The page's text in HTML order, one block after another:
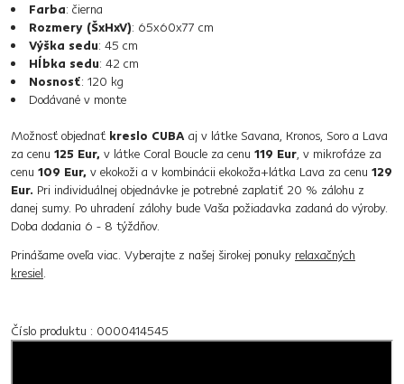
Farba: čierna
Rozmery (ŠxHxV): 65x60x77 cm
Výška sedu: 45 cm
Hĺbka sedu: 42 cm
Nosnosť: 120 kg
Dodávané v monte
Možnosť objednať kreslo CUBA aj v látke Savana, Kronos, Soro a Lava
za cenu 125 Eur, v látke Coral Boucle za cenu 119 Eur, v mikrofáze za
cenu 109 Eur, v ekokoži a v kombinácii ekokoža+látka Lava za cenu 129
Eur. Pri individuálnej objednávke je potrebné zaplatiť 20 % zálohu z
danej sumy. Po uhradení zálohy bude Vaša požiadavka zadaná do výroby.
Doba dodania 6 - 8 týždňov.
Prinášame oveľa viac. Vyberajte z našej širokej ponuky relaxačných
kresiel.
Číslo produktu : 0000414545